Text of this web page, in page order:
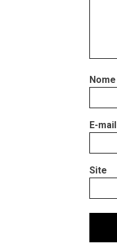
Nome
E-mail
Site